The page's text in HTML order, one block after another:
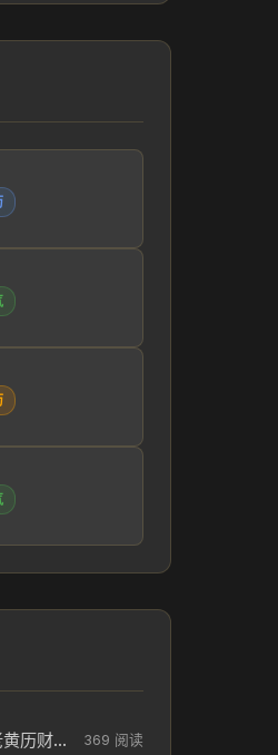
2026年04月11日老黄历财神方位_财神方位与供奉讲究 369 阅读